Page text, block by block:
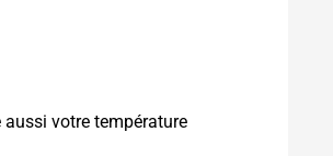
votre température